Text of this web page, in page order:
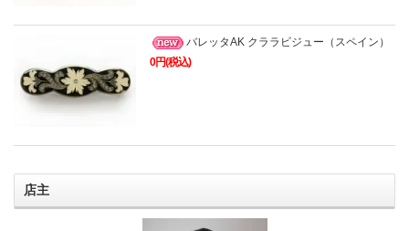
バレッタAK クララビジュー（スペイン）
0円(税込)
店主